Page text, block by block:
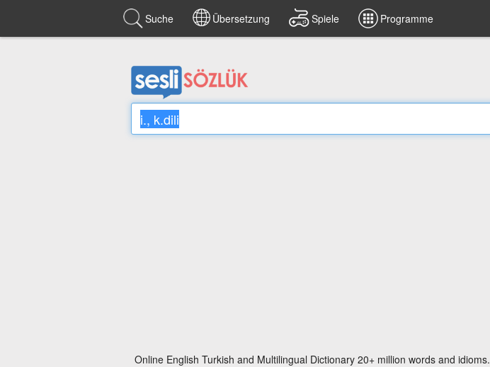
Suche Übersetzung Spiele Programme
Online English Turkish and Multilingual Dictionary 20+ million words and idioms.